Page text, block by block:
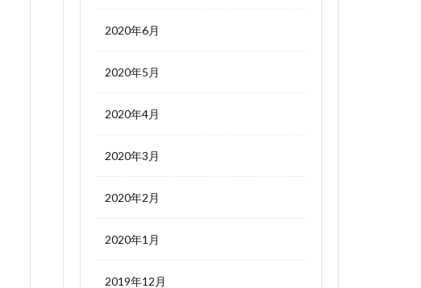
2020年6月
2020年5月
2020年4月
2020年3月
2020年2月
2020年1月
2019年12月